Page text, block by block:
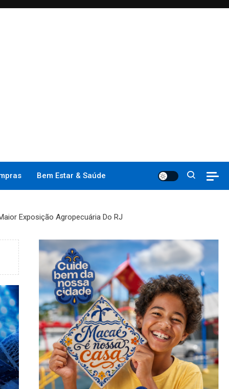
Bem Estar & Saúde
Exposição Agropecuária Do RJ